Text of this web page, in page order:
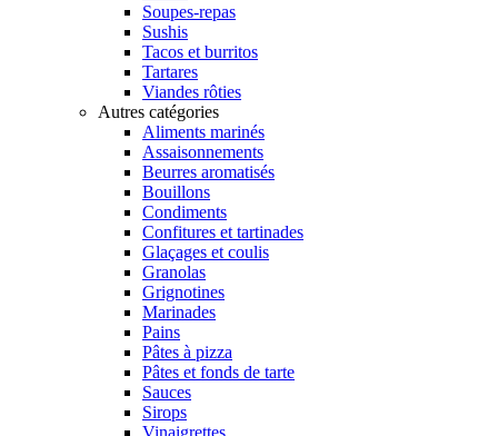
Soupes-repas
Sushis
Tacos et burritos
Tartares
Viandes rôties
Autres catégories
Aliments marinés
Assaisonnements
Beurres aromatisés
Bouillons
Condiments
Confitures et tartinades
Glaçages et coulis
Granolas
Grignotines
Marinades
Pains
Pâtes à pizza
Pâtes et fonds de tarte
Sauces
Sirops
Vinaigrettes